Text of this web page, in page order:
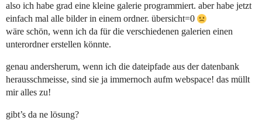
also ich habe grad eine kleine galerie programmiert. aber habe jetzt
einfach mal alle bilder in einem ordner. übersicht=0
wäre schön, wenn ich da für die verschiedenen galerien einen
unterordner erstellen könnte.
genau andersherum, wenn ich die dateipfade aus der datenbank
herausschmeisse, sind sie ja immernoch aufm webspace! das müllt
mir alles zu!
gibt’s da ne lösung?